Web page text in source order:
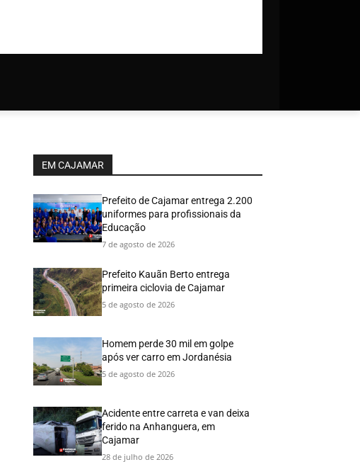
EM CAJAMAR
Prefeito de Cajamar entrega 2.200
uniformes para profissionais da
Educação
7 de agosto de 2026
Prefeito Kauãn Berto entrega
primeira ciclovia de Cajamar
5 de agosto de 2026
Homem perde 30 mil em golpe
após ver carro em Jordanésia
5 de agosto de 2026
Acidente entre carreta e van deixa
ferido na Anhanguera, em
Cajamar
28 de julho de 2026